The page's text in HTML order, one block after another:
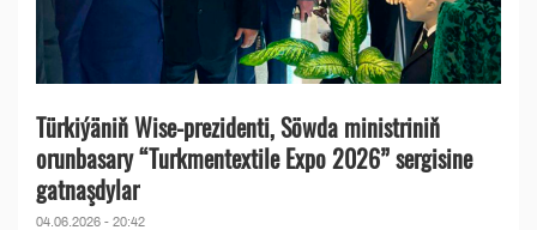
Türkiýäniň Wise-prezidenti, Söwda ministriniň
orunbasary “Turkmentextile Expo 2026” sergisine
gatnaşdylar
04.06.2026 - 20:42